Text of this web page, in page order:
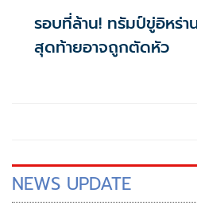
รอบที่ล้าน! ทรัมป์ขู่อิหร่า
สุดท้ายอาจถูกตัดหัว
NEWS UPDATE